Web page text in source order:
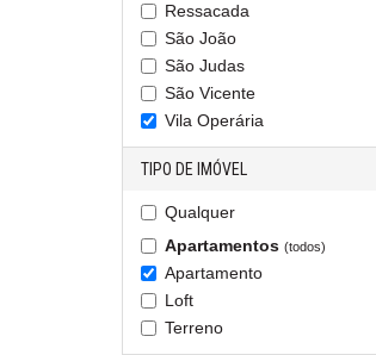
Ressacada
São João
São Judas
São Vicente
Vila Operária
TIPO DE IMÓVEL
Qualquer
Apartamentos (todos)
Apartamento
Loft
Terreno